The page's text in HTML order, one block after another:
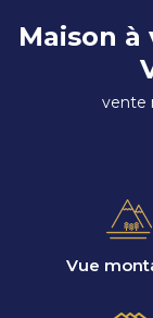
Maison
vente
Vue